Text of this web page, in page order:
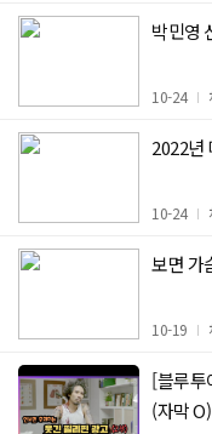
박민영
10-24
2022년
10-24
보면 가
10-19
[블루투
(자막 O)